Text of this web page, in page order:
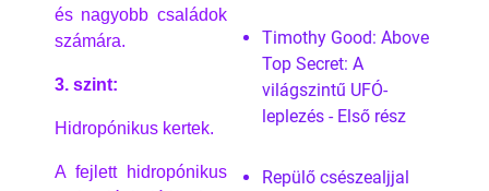
és nagyobb családok
számára.
3. szint:
Hidropónikus kertek.
A fejlett hidropónikus
Timothy Good: Above
Top Secret: A
világszintű UFÓ-
leplezés - Első rész
Repülő csészealjjal